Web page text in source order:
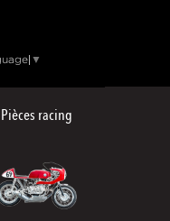
▼
Pièces racing